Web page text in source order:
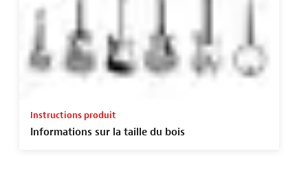
Instructions produit
Informations sur la taille du bois